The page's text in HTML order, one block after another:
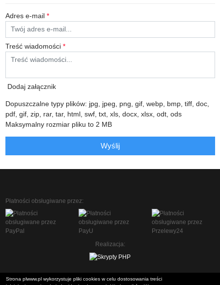
Adres e-mail *
Treść wiadomości *
Dodaj załącznik
Dopuszczalne typy plików: jpg, jpeg, png, gif, webp, bmp, tiff, doc,
pdf, gif, zip, rar, tar, html, swf, txt, xls, docx, xlsx, odt, ods
Maksymalny rozmiar pliku to 2 MB
Wyślij
Płatności obsługiwane przez:
Realizacja:
Strona plwww.pl wykorzystuje pliki cookies w celu dostosowania treści